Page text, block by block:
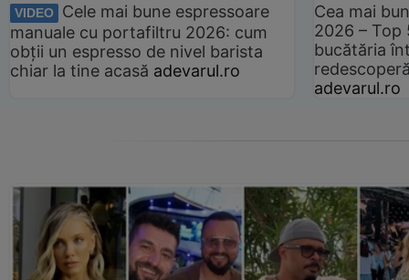
VIDEO
Cele mai bune espressoare
manuale cu portafiltru 2026: cum
obții un espresso de nivel barista
chiar la tine acasă adevarul.ro
Cea mai
2026 –
bucătăria
adevarul.ro